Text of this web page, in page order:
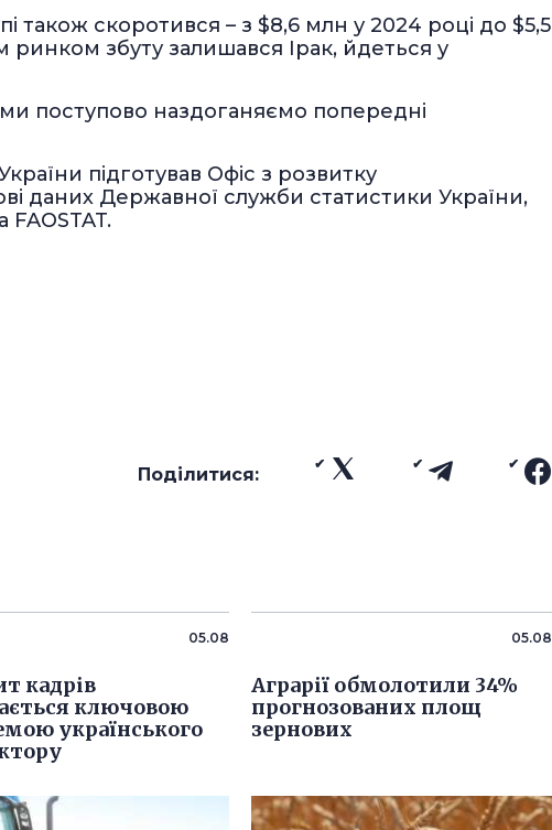
також скоротився – з $8,6 млн у 2024 році до $5,5
збуту залишався Ірак, йдеться у
поступово наздоганяємо попередні
підготував Офіс з розвитку
даних Державної служби статистики України,
Поділитися:
05.08
кадрів
ключовою
українського
05.08
Аграрії обмолотили 34%
прогнозованих площ
зернових